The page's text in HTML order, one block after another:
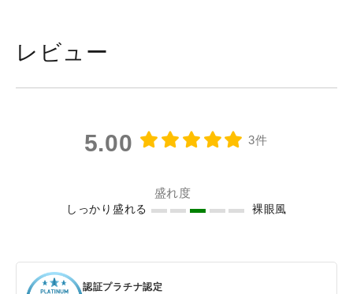
レビュー
5.00 3件
盛れ度
しっかり盛れる 裸眼風
認証プラチナ認定